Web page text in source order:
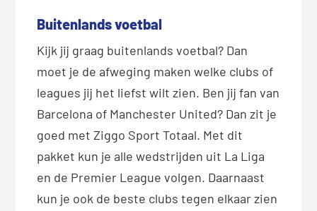
Buitenlands voetbal
Kijk jij graag buitenlands voetbal? Dan
moet je de afweging maken welke clubs of
leagues jij het liefst wilt zien. Ben jij fan van
Barcelona of Manchester United? Dan zit je
goed met Ziggo Sport Totaal. Met dit
pakket kun je alle wedstrijden uit La Liga
en de Premier League volgen. Daarnaast
kun je ook de beste clubs tegen elkaar zien